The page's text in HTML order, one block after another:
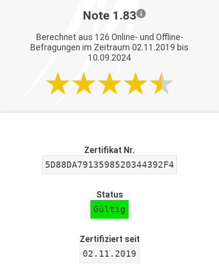
Note 1.83
Berechnet aus 126 Online- und Offline-
Befragungen im Zeitraum 02.11.2019 bis
10.09.2024
Zertifikat Nr.
5D88DA7913598520344392F4
Status
Gültig
Zertifiziert seit
02.11.2019